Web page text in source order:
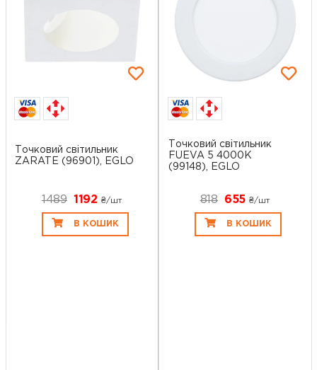
Точковий світильник
ZARATE (96901), EGLO
1489 1192 ₴/шт
В КОШИК
Точковий світильник
FUEVA 5 4000K
(99148), EGLO
818 655 ₴/шт
В КОШИК